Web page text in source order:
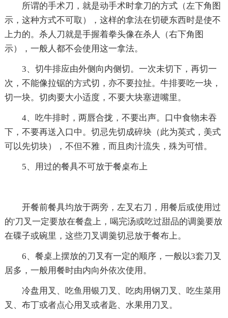
所谓的手术刀，就是动手术时拿刀的方式（左下角图
示，这种方式不可取），这样的拿法在切硬东西时是使不
上力的。杀人刀就是手握着拳头像在杀人（右下角图
示），一般人都不会使用这一拿法。
3、切牛排应由外侧向内侧切。一次未切下，再切一
次，不能像拉锯的方式切，亦不要拉扯。牛排要吃一块，
切一块。切肉要大小适度，不要大块塞进嘴里。
4、吃牛排时，两唇合拢，不要出声。口中食物未吞
下，不要再送入口中。切忌先切成碎块（此为英式，美式
可以先切块），不但不雅，而且肉汁流失，殊为可惜。
5、用过的餐具不可放于餐桌布上
开餐前餐具均放于两旁，左叉右刀，用餐后或使用过
的'刀叉一定要放在餐盘上，喝完汤或吃过甜品的调羹要放
在碟子或碗里，这些刀叉调羹切忌放于餐布上。
6、餐桌上摆放的刀叉有一定的顺序，一般以3套刀叉
居多，一般用餐时由内向外依次使用。
冷盘用叉、吃鱼用银刀叉、吃肉用钢刀叉、吃生菜用
叉、布丁或者点心用叉或者匙、水果用刀叉。